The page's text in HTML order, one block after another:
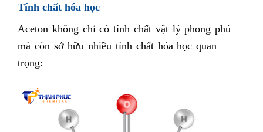
Tính chất hóa học
Aceton không chỉ có tính chất vật lý phong phú
mà còn sở hữu nhiều tính chất hóa học quan
trọng: